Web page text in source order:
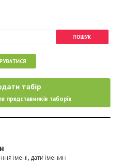
табір
представників таборів
імені, дати іменин